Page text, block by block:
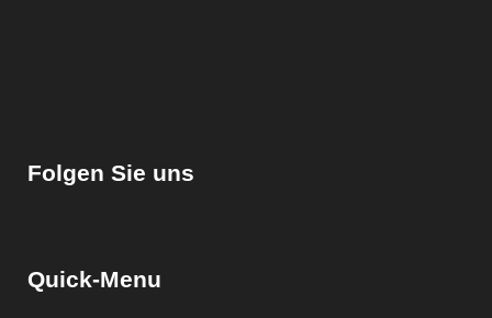
Folgen Sie uns
Quick-Menu